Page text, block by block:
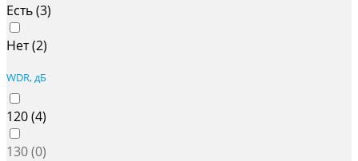
Есть (3)
Нет (2)
WDR, дБ
120 (4)
130 (0)